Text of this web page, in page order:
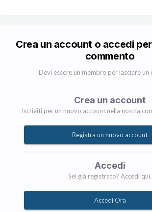
Crea un account o accedi
commento
Devi essere un membro per lasciare un
Crea un account
Iscriviti per un nuovo account nella nostra
Registra un nuovo account
Accedi
Sei già registrato? Accedi qui.
Accedi Ora